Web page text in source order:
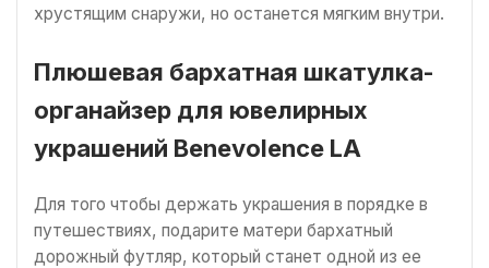
хрустящим снаружи, но останется мягким внутри.
Плюшевая бархатная шкатулка-
органайзер для ювелирных
украшений Benevolence LA
Для того чтобы держать украшения в порядке в
путешествиях, подарите матери бархатный
дорожный футляр, который станет одной из ее